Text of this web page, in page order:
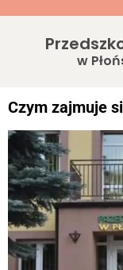
w
Czym zajmuje